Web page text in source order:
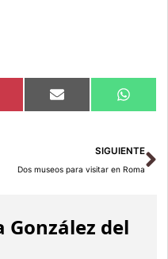
Compartir
en
Email
en
SIGUIENTE
Dos museos para visitar en Roma
del